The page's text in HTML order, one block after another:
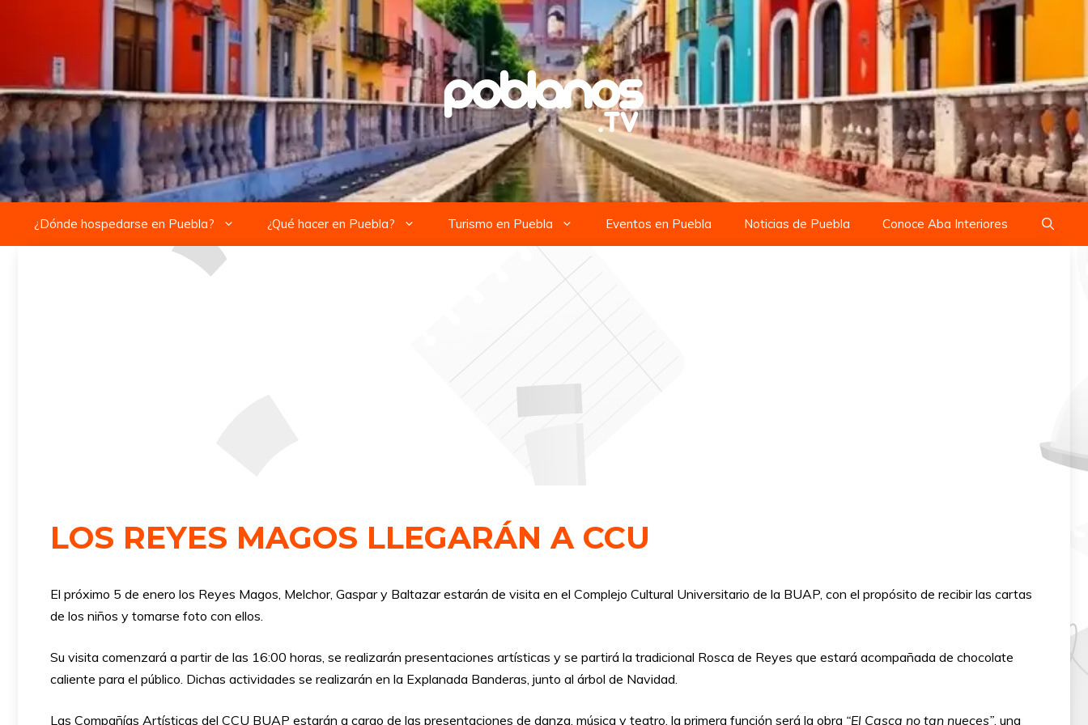
contenido
¿Dónde hospedarse en Puebla? ¿Qué hacer en Puebla? Turismo en Puebla Eventos en Puebla Noticias de Puebla Conoce Aba Interiores
LOS REYES MAGOS LLEGARÁN A CCU
El próximo 5 de enero los Reyes Magos, Melchor, Gaspar y Baltazar estarán de visita en el Complejo Cultural Universitario de la BUAP, con el propósito de recibir las cartas
de los niños y tomarse foto con ellos.
Su visita comenzará a partir de las 16:00 horas, se realizarán presentaciones artísticas y se partirá la tradicional Rosca de Reyes que estará acompañada de chocolate
caliente para el público. Dichas actividades se realizarán en la Explanada Banderas, junto al árbol de Navidad.
Las Compañías Artísticas del CCU BUAP estarán a cargo de las presentaciones de danza, música y teatro, la primera función será la obra “El Casca no tan nueces”, una